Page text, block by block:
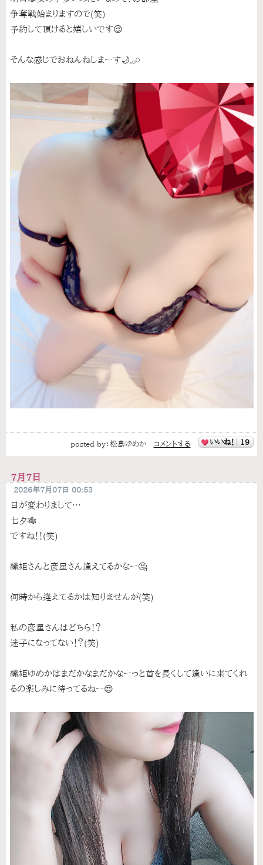
争奪戦始まりますので(笑)
予約して頂けると嬉しいです😌
そんな感じでおねんねしまーす🌙𓈒𓂂𓏸
posted by： 松島ゆめか コメントする いいね！ 19
7月7日
2026年7月07日 00:53
日が変わりまして…
七夕🎋
ですね！！(笑)
織姫さんと彦星さん逢えてるかなー🤔
何時から逢えてるかは知りませんが(笑)
私の彦星さんはどちら！？
迷子になってない！？(笑)
織姫ゆめかはまだかなまだかなーっと首を長くして逢いに来てくれ
るの楽しみに待ってるねー😍